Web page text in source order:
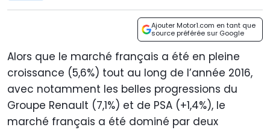
Ajouter Motor1.com en tant que
source préférée sur Google
Alors que le marché français a été en pleine
croissance (5,6%) tout au long de l’année 2016,
avec notamment les belles progressions du
Groupe Renault (7,1%) et de PSA (+1,4%), le
marché français a été dominé par deux